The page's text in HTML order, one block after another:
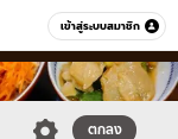
เข้าสู่ระบบสมาชิก
หมวดอื่นๆ
ตกลง